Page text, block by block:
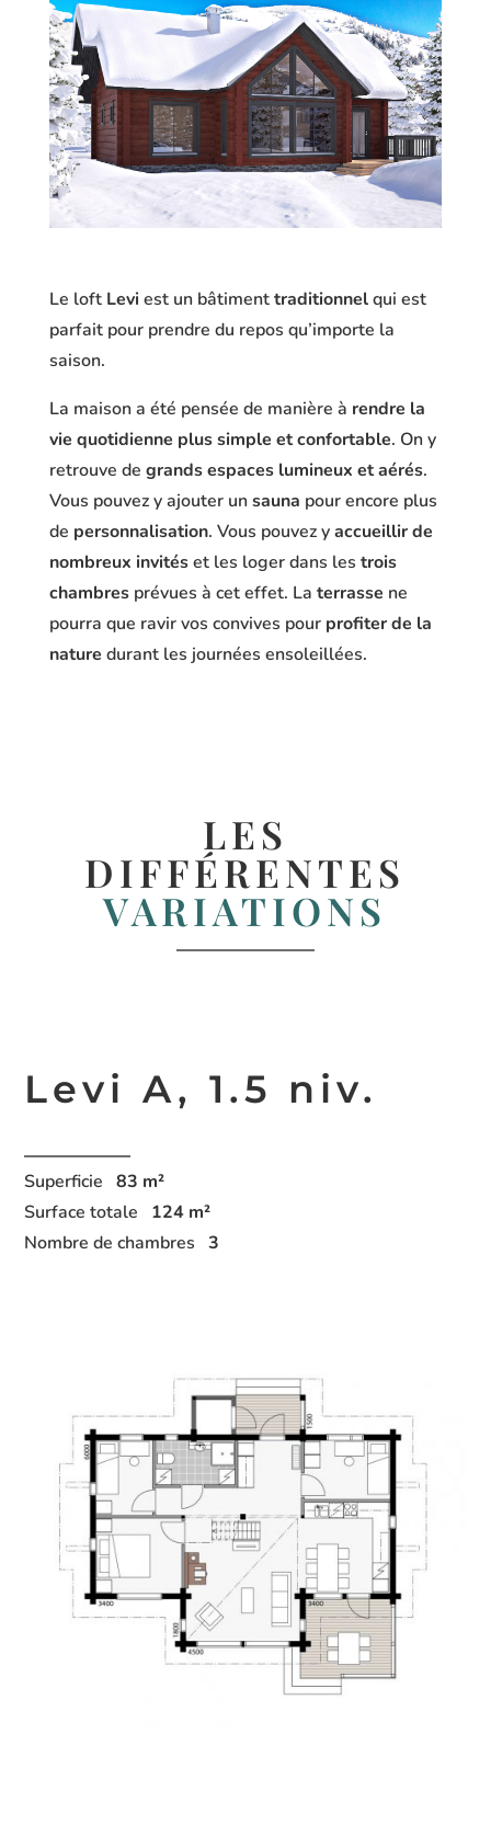
Le loft Leviest un bâtimenttraditionnelqui est
parfait pour prendre du repos qu’importe la
saison.
La maison a été pensée de manière à rendre la
vie quotidienne plus simple et confortable. On y
retrouve de grands espaces lumineux et aérés.
Vous pouvez y ajouter unsauna pour encore plus
de personnalisation. Vous pouvez yaccueillir de
nombreux invitéset les loger dans les trois
chambresprévues à cet effet. La terrasse ne
pourra que ravir vos convives pourprofiter de la
nature durant les journées ensoleillées.
LES
DIFFÉRENTES
VARIATIONS
Levi A,1.5 niv.
Superficie83 m²
Surface totale 124 m²
Nombre de chambres 3